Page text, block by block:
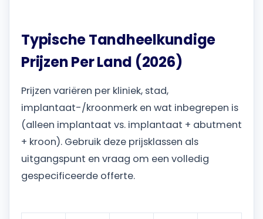
Typische Tandheelkundige
Prijzen Per Land (2026)
Prijzen variëren per kliniek, stad,
implantaat-/kroonmerk en wat inbegrepen is
(alleen implantaat vs. implantaat + abutment
+ kroon). Gebruik deze prijsklassen als
uitgangspunt en vraag om een volledig
gespecificeerde offerte.